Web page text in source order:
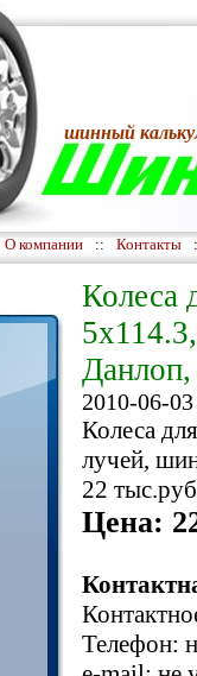
шинный
О компании :: Контакты
Колеса
2010-06-
Колеса
лучей,
22
Цена:
Телефон: